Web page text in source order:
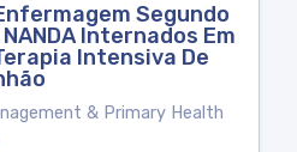
Segundo
Internados Em
Intensiva De
& Primary Health